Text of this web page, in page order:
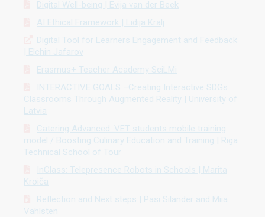
Digital Well-being | Evija van der Beek
AI Ethical Framework | Lidija Kralj
Digital Tool for Learners Engagement and Feedback
| Elchin Jafarov
Erasmus+ Teacher Academy SciLMi
INTERACTIVE GOALS –Creating Interactive SDGs
Classrooms Through Augmented Reality | University of
Latvia
Catering Advanced: VET students mobile training
model / Boosting Culinary Education and Training | Riga
Technical School of Tour
InClass: Telepresence Robots in Schools | Marita
Kroiča
Reflection and Next steps | Pasi Silander and Miia
Vahlsten